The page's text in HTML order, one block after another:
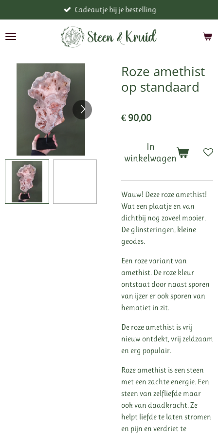
direct
naar
Cadeautje bij je bestelling
Roze amethist
op standaard
€ 90,00
In
winkelwagen
Wauw! Deze roze amethist!
Wat een plaatje en van
dichtbij nog zoveel mooier.
De glinsteringen, kleine
geodes.
Een roze variant van
amethist. De roze kleur
ontstaat door naast sporen
van ijzer er ook sporen van
hematiet in zit.
De roze amethist is vrij
nieuw ontdekt, vrij zeldzaam
en erg populair.
Roze amethist is een steen
met een zachte energie. Een
steen van zelfliefde maar
ook van daadkracht. Ze
helpt liefde te laten stromen
en pijn en verdriet te